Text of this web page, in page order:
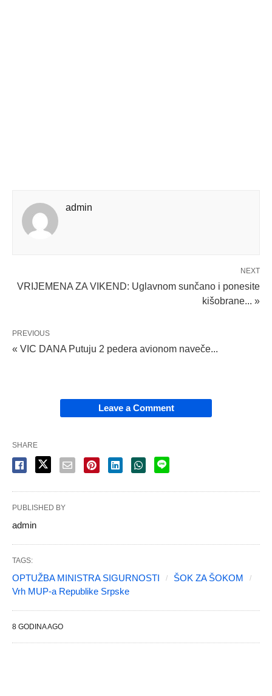
admin
NEXT
VRIJEMENA ZA VIKEND: Uglavnom sunčano i ponesite
kišobrane... »
PREVIOUS
« VIC DANA Putuju 2 pedera avionom naveče...
Leave a Comment
SHARE
PUBLISHED BY
admin
TAGS:
OPTUŽBA MINISTRA SIGURNOSTI
ŠOK ZA ŠOKOM
Vrh MUP-a Republike Srpske
8 GODINA AGO